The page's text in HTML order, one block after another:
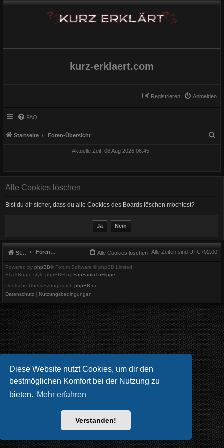
Diese Website nutzt Cookies, um dir den
bestmöglichen Komfort bei der Nutzung zu
bieten. Mehr erfahren
Verstanden!
kurz-erklaert.com
Anmelden
Registrieren
FAQ
Startseite Foren-Übersicht
Aktuelle Zeit: 08 Aug 2026 06:45
Alle Cookies löschen
Bist du dir sicher, dass du alle Cookies des Boards löschen möchtest?
Startseite Foren-Übersicht Alle Zeiten sind UTC+02:00
Alle Cookies löschen
Powered by phpBB® Forum Software © phpBB Limited
BlackBoard style phpBB® by FanFanlaTuFlippe
Deutsche Übersetzung durch phpBB.de
Datenschutz | Nutzungsbedingungen